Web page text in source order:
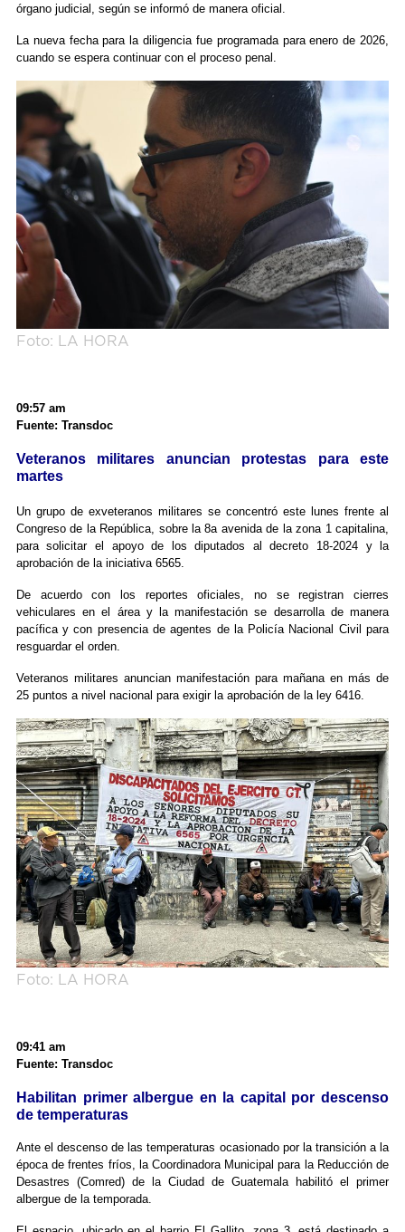
órgano judicial, según se informó de manera oficial.
La nueva fecha para la diligencia fue programada para enero de 2026,
cuando se espera continuar con el proceso penal.
Foto: LA HORA
09:57 am
Fuente: Transdoc
Veteranos militares anuncian protestas para este
martes
Un grupo de exveteranos militares se concentró este lunes frente al
Congreso de la República, sobre la 8a avenida de la zona 1 capitalina,
para solicitar el apoyo de los diputados al decreto 18-2024 y la
aprobación de la iniciativa 6565.
De acuerdo con los reportes oficiales, no se registran cierres
vehiculares en el área y la manifestación se desarrolla de manera
pacífica y con presencia de agentes de la Policía Nacional Civil para
resguardar el orden.
Veteranos militares anuncian manifestación para mañana en más de
25 puntos a nivel nacional para exigir la aprobación de la ley 6416.
Foto: LA HORA
09:41 am
Fuente: Transdoc
Habilitan primer albergue en la capital por descenso
de temperaturas
Ante el descenso de las temperaturas ocasionado por la transición a la
época de frentes fríos, la Coordinadora Municipal para la Reducción de
Desastres (Comred) de la Ciudad de Guatemala habilitó el primer
albergue de la temporada.